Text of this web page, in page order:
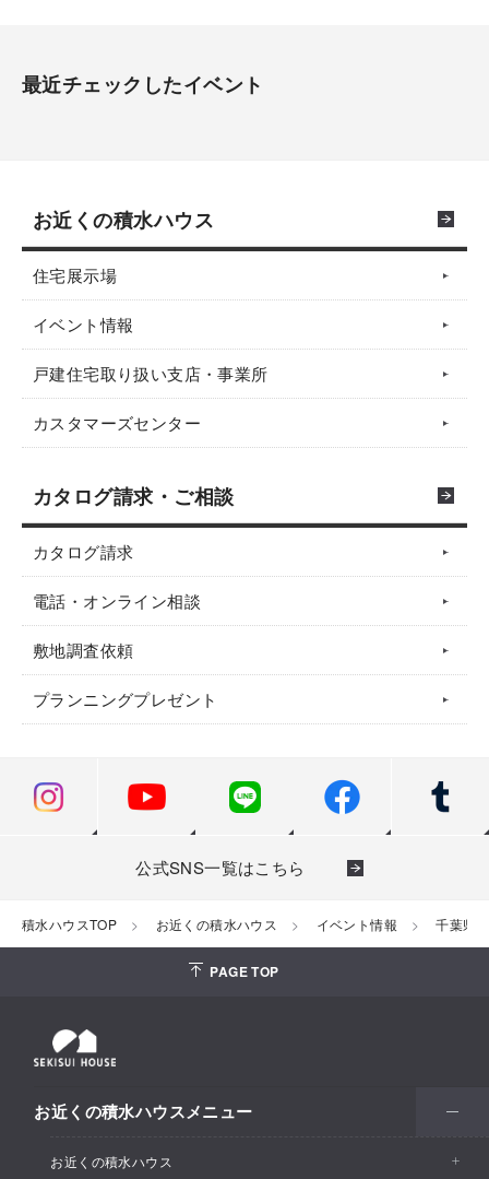
最近チェックしたイベント
お近くの積水ハウス
住宅展示場
イベント情報
戸建住宅取り扱い支店・事業所
カスタマーズセンター
カタログ請求・ご相談
カタログ請求
電話・オンライン相談
敷地調査依頼
プランニングプレゼント
公式SNS一覧はこちら
積水ハウスTOP お近くの積水ハウス イベント情報 千葉県
PAGE TOP
お近くの積水ハウスメニュー
お近くの積水ハウス